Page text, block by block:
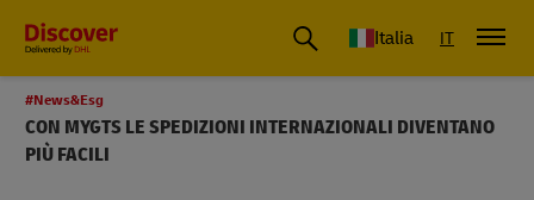
Italia IT
#News&Esg
CON MYGTS LE SPEDIZIONI INTERNAZIONALI DIVENTANO
PIÙ FACILI